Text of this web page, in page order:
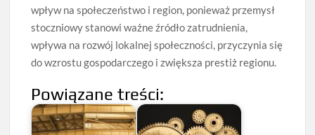
wpływ na społeczeństwo i region, ponieważ przemysł
stoczniowy stanowi ważne źródło zatrudnienia,
wpływa na rozwój lokalnej społeczności, przyczynia się
do wzrostu gospodarczego i zwiększa prestiż regionu.
Powiązane treści: